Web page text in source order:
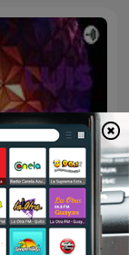
ALFONSO